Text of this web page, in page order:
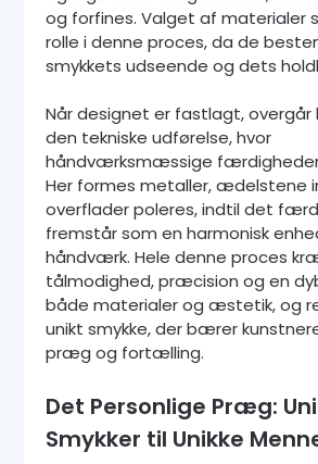
og forfines. Valget af materialer
rolle i denne proces, da de
smykkets udseende og dets
Når designet er fastlagt, overgår
den tekniske udførelse, hvor
håndværksmæssige færdigheder
Her formes metaller, ædelstene
overflader poleres, indtil det
fremstår som en harmonisk
håndværk. Hele denne proces
tålmodighed, præcision og en
både materialer og æstetik, og
unikt smykke, der bærer
præg og fortælling.
Det Personlige Præg:
Smykker til Unikke